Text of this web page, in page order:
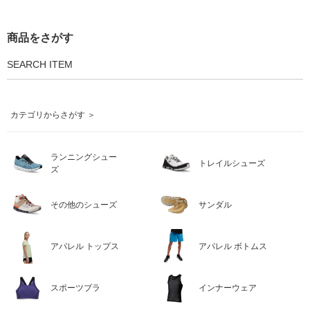
商品をさがす
SEARCH ITEM
カテゴリからさがす ＞
ランニングシュー
ズ
トレイルシューズ
その他のシューズ サンダル
アパレル トップス アパレル ボトムス
スポーツブラ インナーウェア